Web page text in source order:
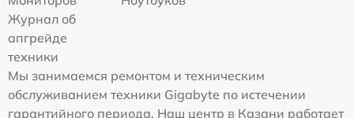
Журнал об
апгрейде
техники
Мы занимаемся ремонтом и техническим
обслуживанием техники Gigabyte по истечении
гарантийного периода. Наш центр в Казани работает